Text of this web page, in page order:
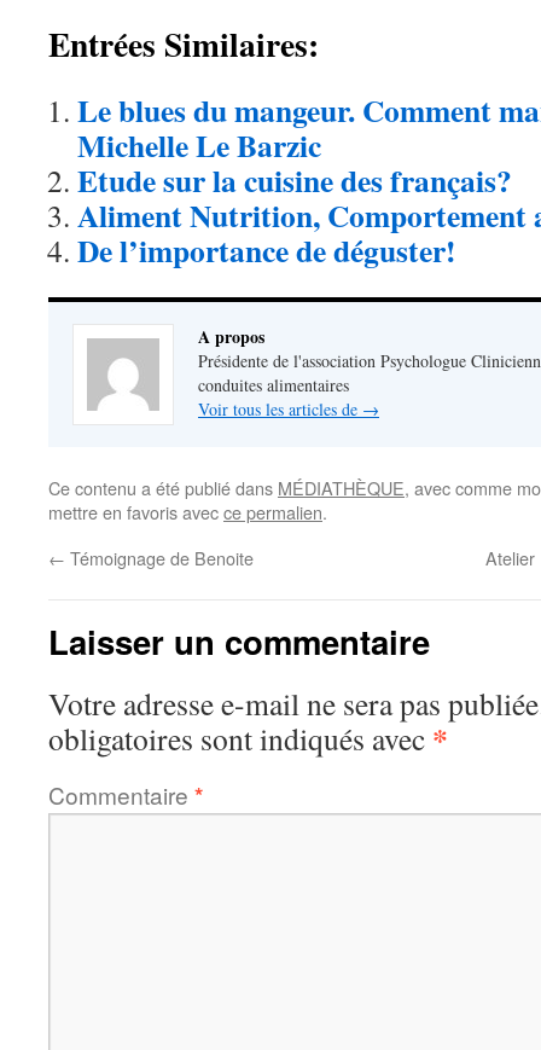
Entrées Similaires:
Le blues du mangeur. Comment
Michelle Le Barzic
Etude sur la cuisine des français?
Aliment Nutrition, Comportement
De l’importance de déguster!
A propos
Présidente de l'association Psychologue
conduites alimentaires
Voir tous les articles de →
Ce contenu a été publié dans MÉDIATHÈQUE, avec comme
mettre en favoris avecce permalien.
← Témoignage de Benoite Atelier
Laisser un commentaire
Votre adresse e-mail ne sera pas
obligatoires sont indiqués avec *
Commentaire *